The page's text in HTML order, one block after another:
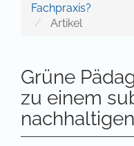
Fachpraxis?
Artikel
Grüne
zu einem